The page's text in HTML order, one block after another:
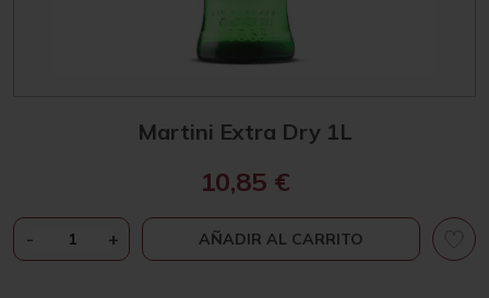
Martini Extra Dry 1L
10,85 €
-MARTINI
EXTRA
+ AÑADIR AL CARRITO